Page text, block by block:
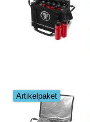
Artikelpaket